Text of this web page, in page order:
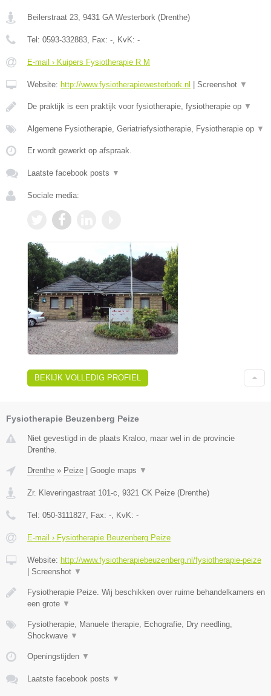
Beilerstraat 23 9431 GA Westerbork (Drenthe)
Tel: 0593-332883 , Fax: - , KvK: -
E-mail › Kuipers Fysiotherapie R M
Website: http://www.fysiotherapiewesterbork.nl Screenshot ▼
De praktijk is een praktijk voor fysiotherapie, fysiotherapie op ▼
Algemene Fysiotherapie, Geriatriefysiotherapie, Fysiotherapie op ▼
Er wordt gewerkt op afspraak.
Laatste facebook posts ▼
Sociale media:
BEKIJK VOLLEDIG PROFIEL
Fysiotherapie Beuzenberg Peize
Niet gevestigd in de plaats Kraloo, maar wel in de provincie
Drenthe.
Drenthe » Peize Google maps ▼
Zr. Kleveringastraat 101-c, 9321 CK Peize (Drenthe)
Tel: 050-3111827, Fax: -, KvK: -
E-mail › Fysiotherapie Beuzenberg Peize
Website: http://www.fysiotherapiebeuzenberg.nl/fysiotherapie-peize
Screenshot ▼
Fysiotherapie Peize. Wij beschikken over ruime behandelkamers en
een grote ▼
Fysiotherapie, Manuele therapie, Echografie, Dry needling,
Shockwave ▼
Openingstijden ▼
Laatste facebook posts ▼